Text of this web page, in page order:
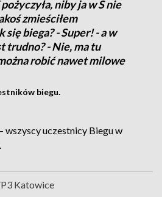
niby ja w S nie
zmieściłem
się biega? - Super! - a w
trudno? - Nie, ma tu
robić nawet milowe
biegu.
wszyscy uczestnicy Biegu w
Katowice